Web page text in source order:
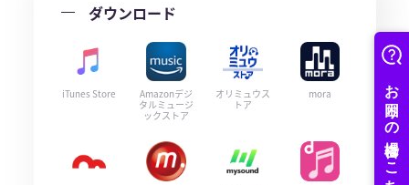
ダウンロード
iTunes Store
Amazonデジ
タルミュージ
ックストア
オリミュウス
トア
mora